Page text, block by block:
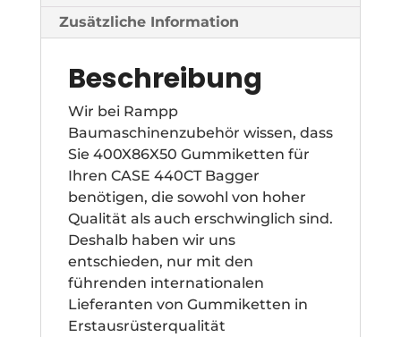
Zusätzliche Information
Beschreibung
Wir bei Rampp
Baumaschinenzubehör wissen, dass
Sie 400X86X50 Gummiketten für
Ihren CASE 440CT Bagger
benötigen, die sowohl von hoher
Qualität als auch erschwinglich sind.
Deshalb haben wir uns
entschieden, nur mit den
führenden internationalen
Lieferanten von Gummiketten in
Erstausrüsterqualität